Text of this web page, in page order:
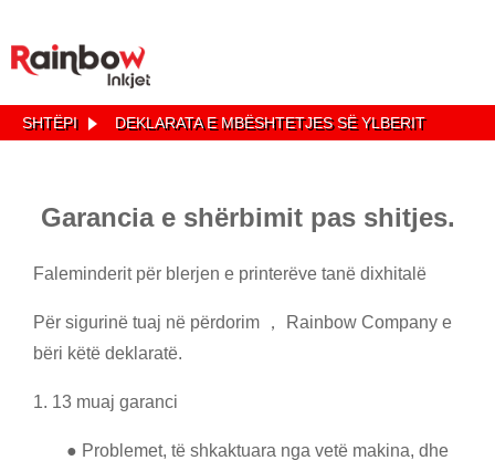
SHTËPI DEKLARATA E MBËSHTETJES SË YLBERIT
Garancia e shërbimit pas shitjes.
Faleminderit për blerjen e printerëve tanë dixhitalë
Për sigurinë tuaj në përdorim ， Rainbow Company e
bëri këtë deklaratë.
1. 13 muaj garanci
● Problemet, të shkaktuara nga vetë makina, dhe